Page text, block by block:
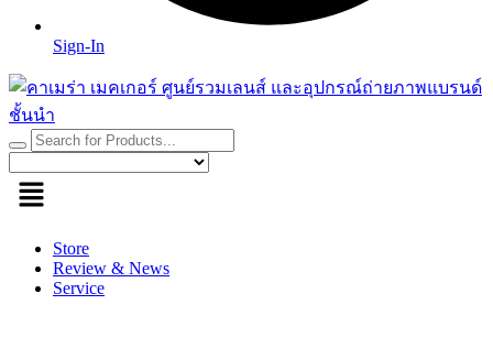
Sign-In
Store
Review & News
Service